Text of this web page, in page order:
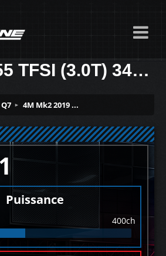
TFSI (3.0T) 340ch
Q7 4M Mk2 2019 ...
Puissance
400ch